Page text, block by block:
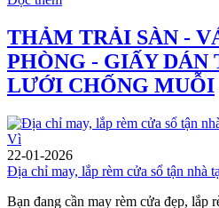
THẢM TRẢI SÀN -
PHÒNG - GIẤY DÁN
LƯỚI CHỐNG MUỖI
22-01-2026
Địa chỉ may, lắp rèm cửa sổ tận nhà
Bạn đang cần may rèm cửa đẹp, lắp